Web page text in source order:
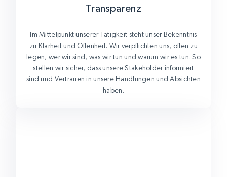
Transparenz
Im Mittelpunkt unserer Tätigkeit steht unser Bekenntnis
zu Klarheit und Offenheit. Wir verpflichten uns, offen zu
legen, wer wir sind, was wir tun und warum wir es tun. So
stellen wir sicher, dass unsere Stakeholder informiert
sind und Vertrauen in unsere Handlungen und Absichten
haben.